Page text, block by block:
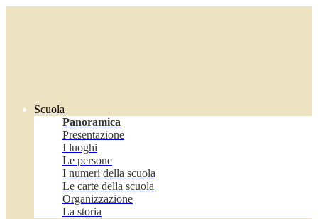
Scuola
Panoramica
Presentazione
I luoghi
Le persone
I numeri della scuola
Le carte della scuola
Organizzazione
La storia